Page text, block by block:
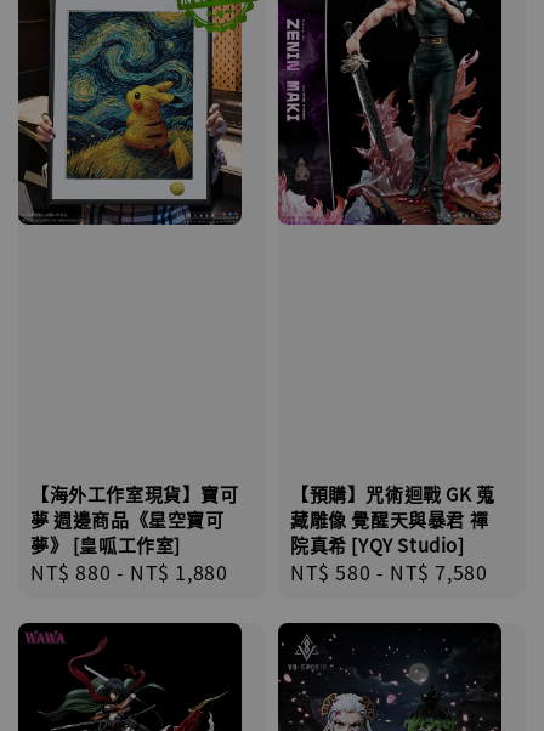
【海外工作室現貨】寶可
夢 週邊商品《星空寶可
夢》 [皇呱工作室]
Regular
NT$ 880 - NT$ 1,880
【預購】咒術迴戰 GK 蒐
藏雕像 覺醒天與暴君 禪
院真希 [YQY Studio]
Regular
NT$ 580 - NT$ 7,580